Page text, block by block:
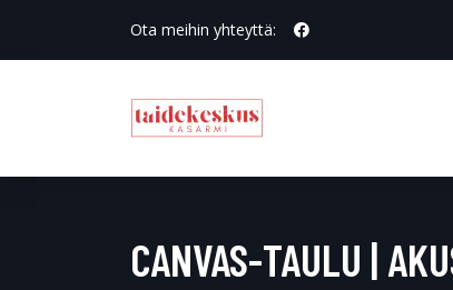
Ota meihin yhteyttä:
CANVAS-TAULU |